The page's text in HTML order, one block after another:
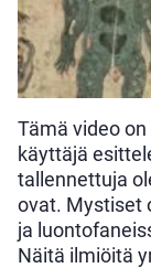
Tämä video
käyttäjä
tallennettuja
ovat. Mystiset
ja
Näitä ilmiöitä